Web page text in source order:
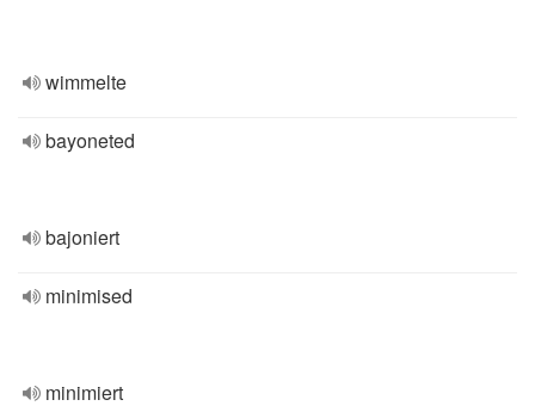
wimmelte
bayoneted
bajoniert
minimised
minimiert